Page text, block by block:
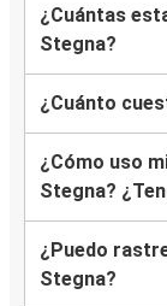
¿Cuántas
Stegna?
¿Cuánto
¿Cómo uso
Stegna?
¿Puedo
Stegna?